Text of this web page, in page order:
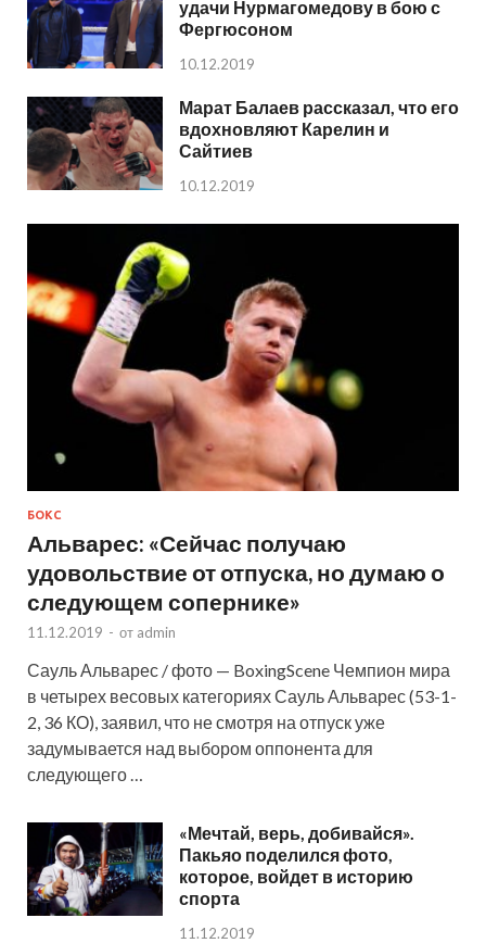
удачи Нурмагомедову в бою с
Фергюсоном
10.12.2019
Марат Балаев рассказал, что его
вдохновляют Карелин и
Сайтиев
10.12.2019
БОКС
Альварес: «Сейчас получаю
удовольствие от отпуска, но думаю о
следующем сопернике»
11.12.2019 - от admin
Сауль Альварес / фото — BoxingScene Чемпион мира
в четырех весовых категориях Сауль Альварес (53-1-
2, 36 КО), заявил, что не смотря на отпуск уже
задумывается над выбором оппонента для
следующего …
«Мечтай, верь, добивайся».
Пакьяо поделился фото,
которое, войдет в историю
спорта
11.12.2019